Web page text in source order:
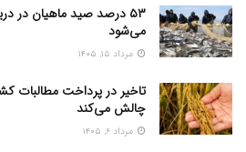
۵۳ درصد صید ماهیان در
می‌شود
مرداد ۱۵, ۱۴۰۵
تاخیر در پرداخت مطالبات
چالش می‌کند
مرداد ۶, ۱۴۰۵